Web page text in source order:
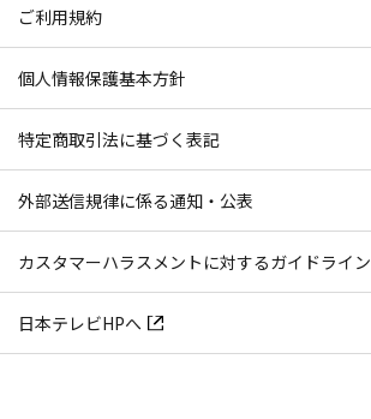
ご利用規約
個人情報保護基本方針
特定商取引法に基づく表記
外部送信規律に係る通知・公表
カスタマーハラスメントに対するガイドライン
日本テレビHPへ